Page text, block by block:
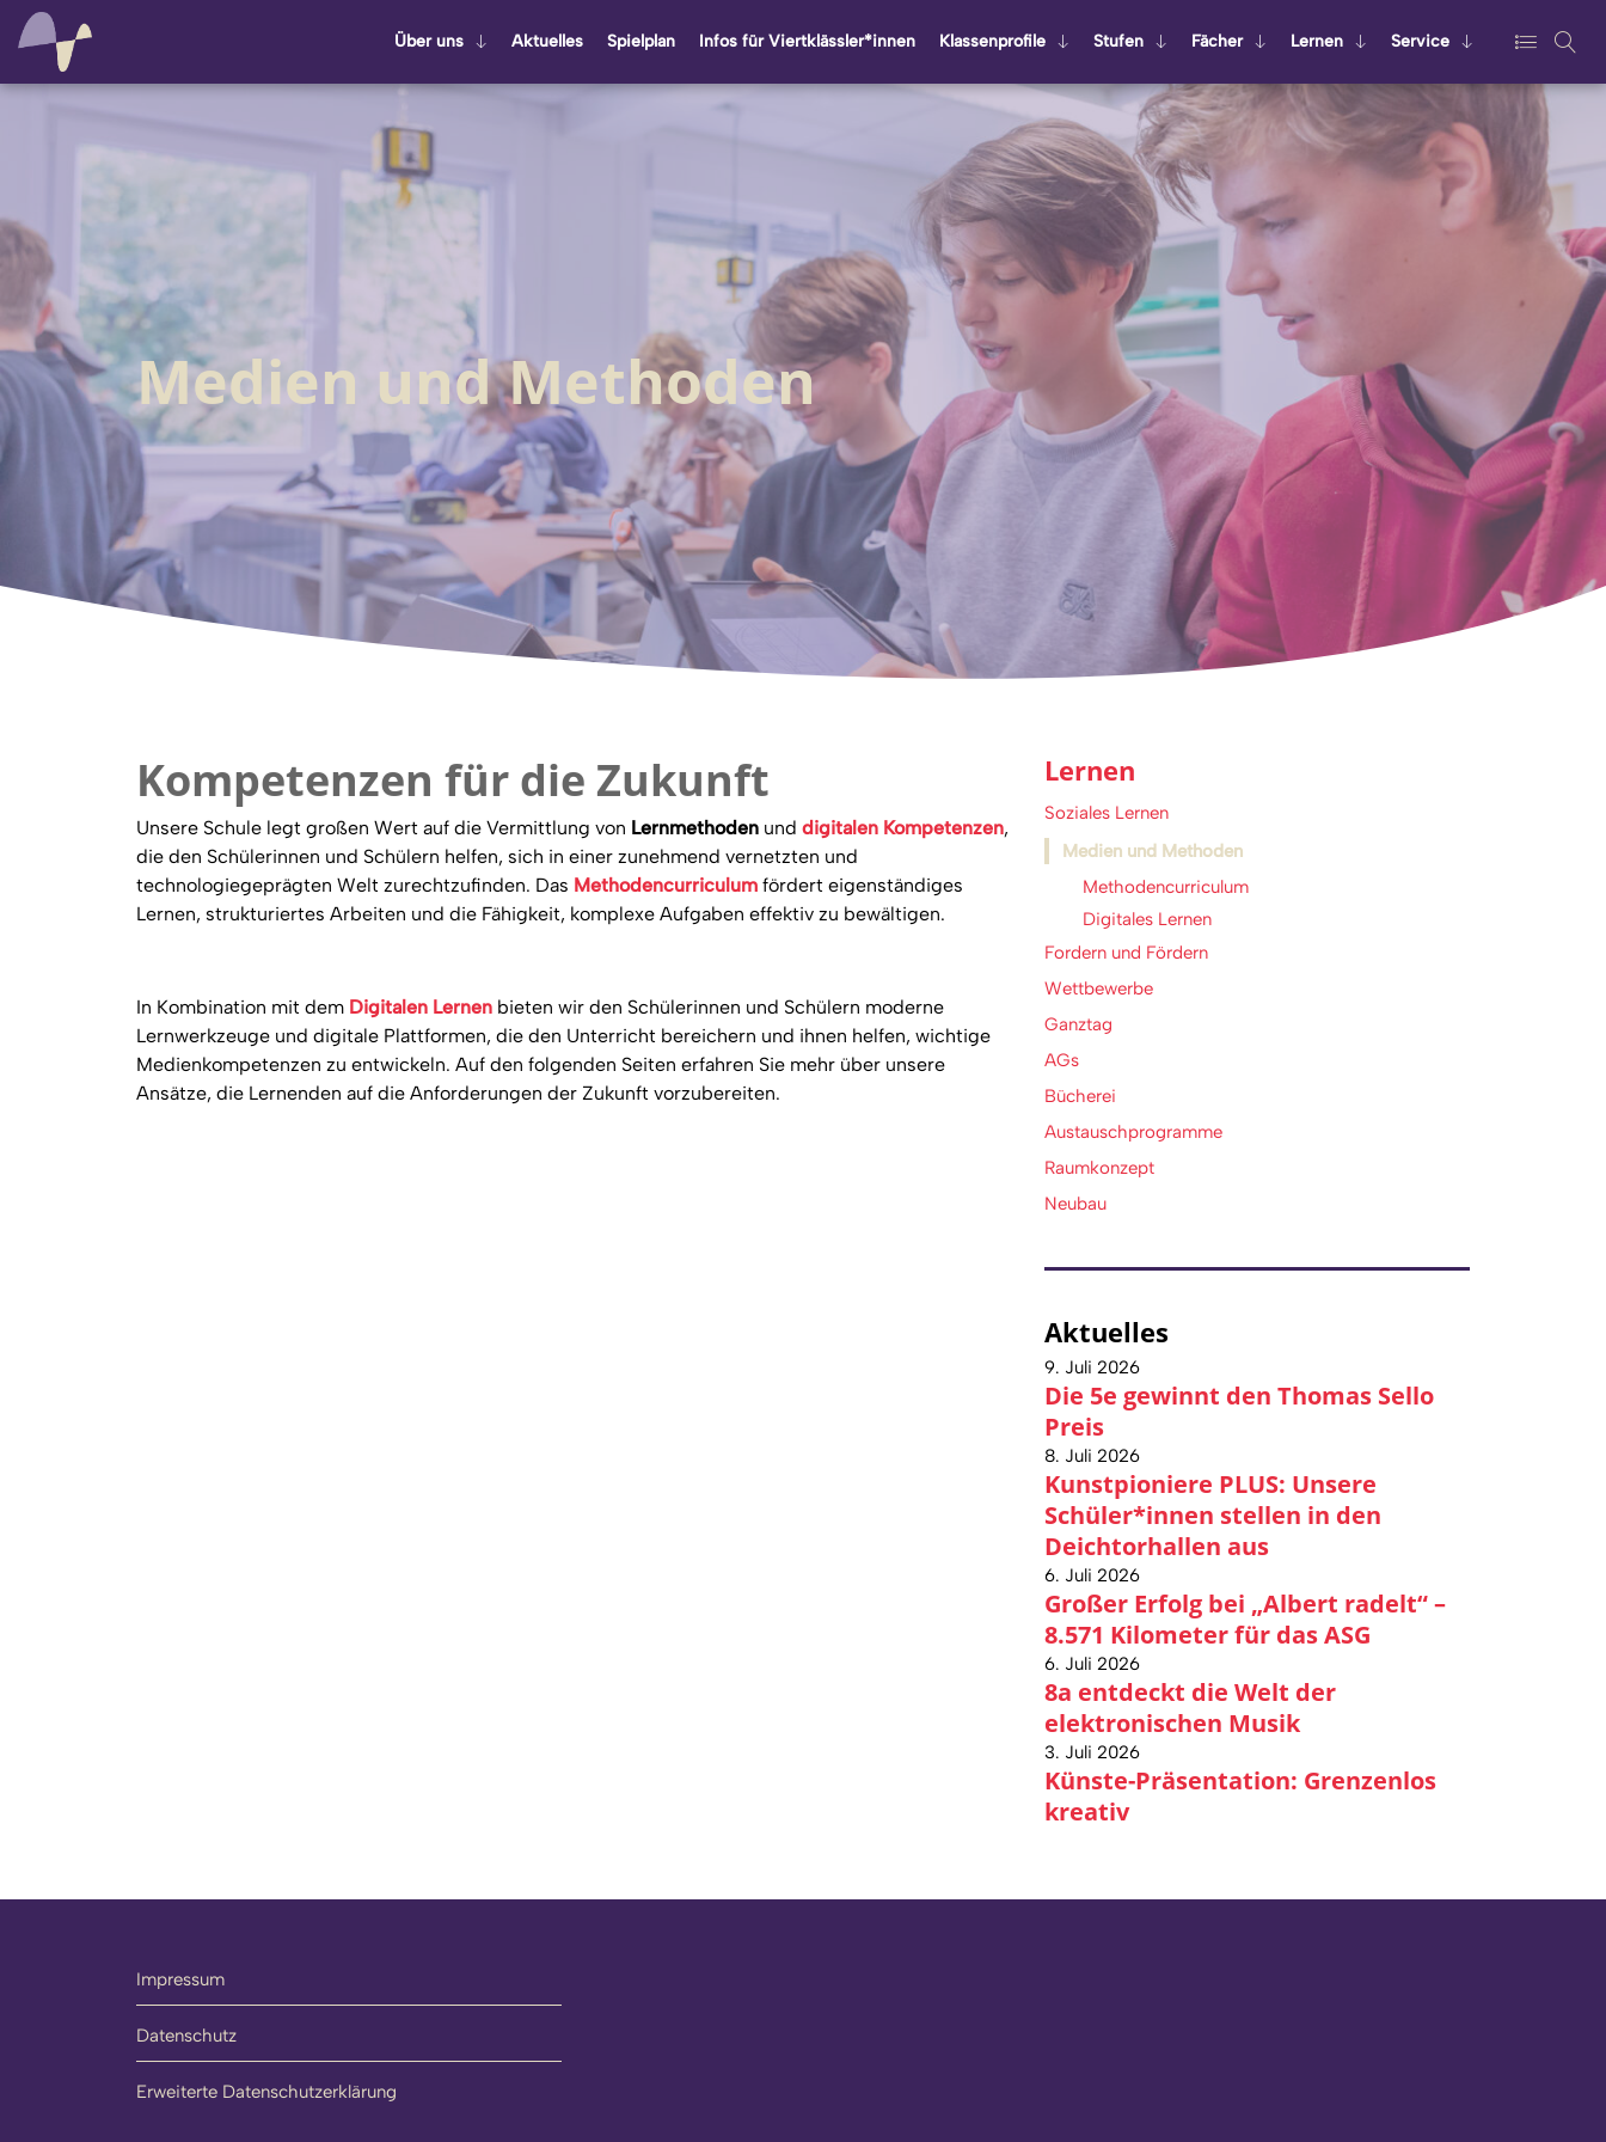
Über uns Ak­tu­el­les Spiel­plan Infos für Viert­kläss­ler*innen Klas­sen­pro­fi­le Stu­fen Fä­cher Ler­nen Ser­vice
Medien und Methoden
Kompetenzen für die Zukunft
Unsere Schule legt großen Wert auf die Vermittlung von Lernmethoden und digitalen Kompetenzen,
die den Schülerinnen und Schülern helfen, sich in einer zunehmend vernetzten und
technologiegeprägten Welt zurechtzufinden. Das Methodencurriculum fördert eigenständiges
Lernen, strukturiertes Arbeiten und die Fähigkeit, komplexe Aufgaben effektiv zu bewältigen.
In Kombination mit dem Digitalen Lernen bieten wir den Schülerinnen und Schülern moderne
Lernwerkzeuge und digitale Plattformen, die den Unterricht bereichern und ihnen helfen, wichtige
Medienkompetenzen zu entwickeln. Auf den folgenden Seiten erfahren Sie mehr über unsere
Ansätze, die Lernenden auf die Anforderungen der Zukunft vorzubereiten.
Lernen
Soziales Lernen
Medien und Methoden
Methodencurriculum
Digitales Lernen
Fordern und Fördern
Wettbewerbe
Ganztag
AGs
Bücherei
Austauschprogramme
Raumkonzept
Neubau
Aktuelles
9. Juli 2026
Die 5e gewinnt den Thomas Sello
Preis
8. Juli 2026
Kunstpioniere PLUS: Unsere
Schüler*innen stellen in den
Deichtorhallen aus
6. Juli 2026
Großer Erfolg bei „Albert radelt“ –
8.571 Kilometer für das ASG
6. Juli 2026
8a entdeckt die Welt der
elektronischen Musik
3. Juli 2026
Künste-Präsentation: Grenzenlos
kreativ
Impressum
Datenschutz
Erweiterte Datenschutzerklärung